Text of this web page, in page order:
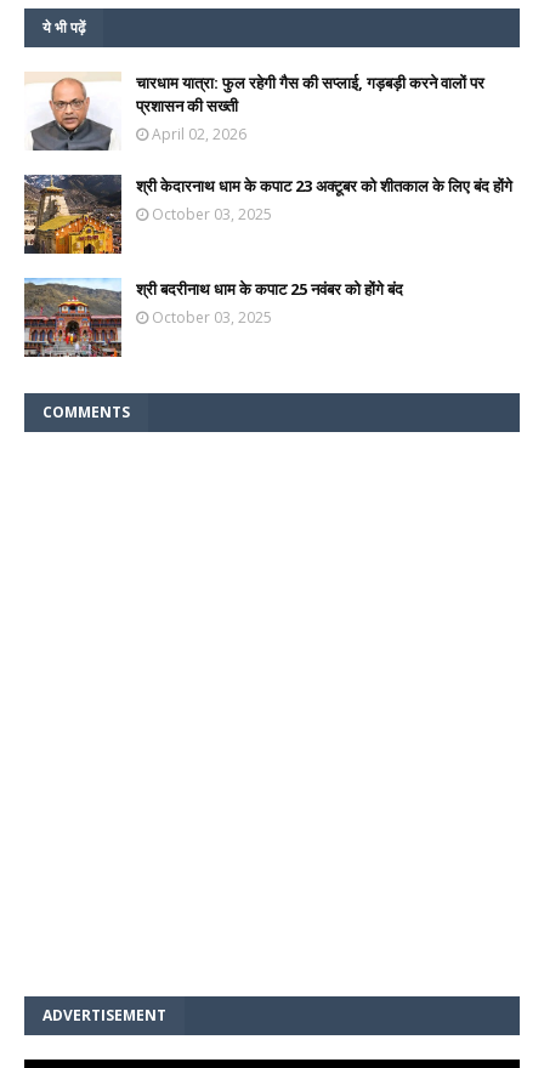
ये भी पढ़ें
चारधाम यात्रा: फुल रहेगी गैस की सप्लाई, गड़बड़ी करने वालों पर
प्रशासन की सख्ती
April 02, 2026
श्री केदारनाथ धाम के कपाट 23 अक्टूबर को शीतकाल के लिए बंद होंगे
October 03, 2025
श्री बदरीनाथ धाम के कपाट 25 नवंबर को होंगे बंद
October 03, 2025
COMMENTS
ADVERTISEMENT